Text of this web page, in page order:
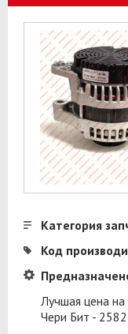
Категория
Код
Лучшая цена
Чери Бит - 2582